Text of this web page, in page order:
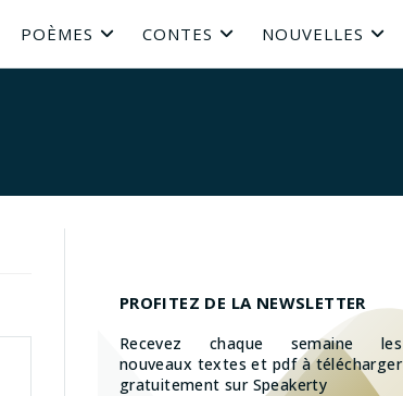
POÈMES CONTES NOUVELLES
PROFITEZ DE LA NEWSLETTER
Recevez chaque semaine les
nouveaux textes et pdf à télécharger
gratuitement sur Speakerty